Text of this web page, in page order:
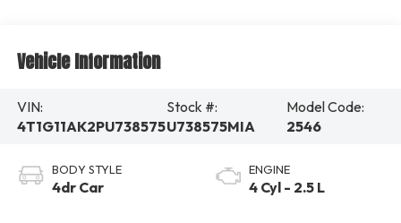
Vehicle Information
VIN:
4T1G11AK2PU738575
Stock #:
U738575MIA
Model Code:
2546
BODY STYLE
4dr Car
ENGINE
4 Cyl - 2.5 L